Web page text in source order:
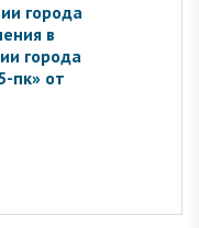
города
в
города
пк» от